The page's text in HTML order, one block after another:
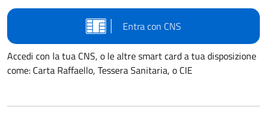
Entra con CNS
Accedi con la tua CNS, o le altre smart card a tua disposizione
come: Carta Raffaello, Tessera Sanitaria, o CIE